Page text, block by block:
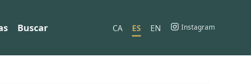
Buscar CA ES EN Instagram